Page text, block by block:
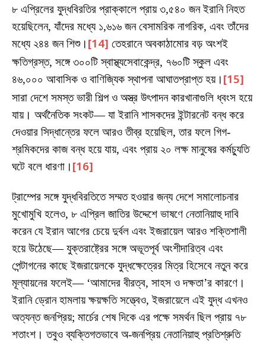
৮ এপ্রিলের যুদ্ধবিরতির প্রাক্কালে প্রায় ৩,৫৪০ জন ইরানি নিহত
হয়েছিলেন, যাঁদের মধ্যে ১,৬১৬ জন বেসামরিক নাগরিক, এবং তাঁদের
মধ্যে ২৪৪ জন শিশু। [14] তেহরানে অবকাঠামোর বড় অংশই
ক্ষতিগ্রস্ত, সঙ্গে ৩০০টি স্বাস্থ্যসেবাকেন্দ্র, ৭৬০টি স্কুল এবং
৪৬,০০০ আবাসিক ও বাণিজ্যিক স্থাপনা আঘাতপ্রাপ্ত হয়। [15]
সারা দেশে সমস্ত ভারী শিল্প ও অস্ত্র উৎপাদন কারখানাগুলি ধ্বংস হয়ে
যায়। অর্থনৈতিক সংকট— যা ইরানি শাসকদের ইন্টারনেট বন্ধ করে
দেওয়ার সিদ্ধান্তের ফলে আরও তীব্র হয়েছিল, তার ফলে গিগ-
শ্রমিকদের কাজ বন্ধ হয়ে যায়, এবং প্রায় ২০ লক্ষ মানুষের কর্মচ্যুতি
ঘটে বলে ধারণা। [16]
ট্রাম্পের সঙ্গে যুদ্ধবিরতিতে সম্মত হওয়ার জন্য দেশে সমালোচনার
মুখোমুখি হলেও, ৮ এপ্রিল জাতির উদ্দেশে ভাষণে নেতানিয়াহু দাবি
করেন যে ইরান আগের চেয়ে দুর্বল এবং ইজরায়েল আরও শক্তিশালী
হয়ে উঠেছে— যুক্তরাষ্ট্রের সঙ্গে অভূতপূর্ব অংশীদারিত্ব এবং
পেন্টাগনের কাছে ইজরায়েলকে যুদ্ধক্ষেত্রের মিত্র হিসেবে নতুন করে
মূল্যায়নের ফলেই— ‘আমাদের বীরত্ব, সাহস ও দক্ষতা’র কারণে।
ইরানি ড্রোন হামলায় ক্ষয়ক্ষতি সত্ত্বেও, ইজরায়েলে এই যুদ্ধ এখনও
অত্যন্ত জনপ্রিয়; মার্চের শেষ দিকে এর পক্ষে সমর্থন ছিল প্রায় ৭৮
শতাংশ। তবুও ব্যক্তিগতভাবে অ-জনপ্রিয় নেতানিয়াহু প্রতিশ্রুতি